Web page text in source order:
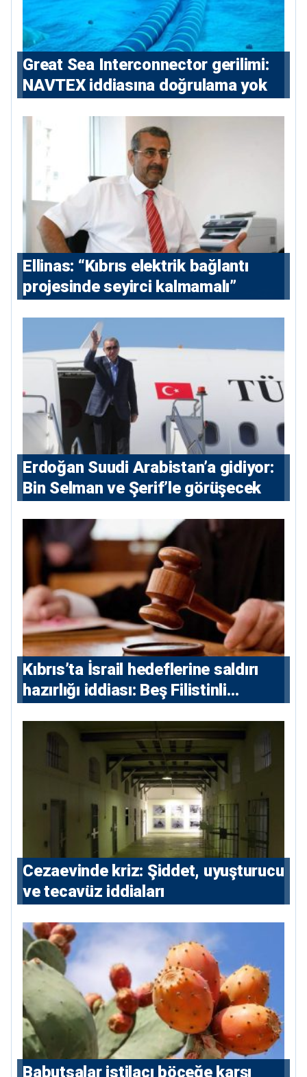
Great Sea Interconnector gerilimi:
NAVTEX iddiasına doğrulama yok
Ellinas: “Kıbrıs elektrik bağlantı
projesinde seyirci kalmamalı”
Erdoğan Suudi Arabistan’a gidiyor:
Bin Selman ve Şerif’le görüşecek
Kıbrıs’ta İsrail hedeflerine saldırı
hazırlığı iddiası: Beş Filistinli
Cezaevinde kriz: Şiddet, uyuşturucu
ve tecavüz iddiaları
Babutsalar istilacı böceğe karşı